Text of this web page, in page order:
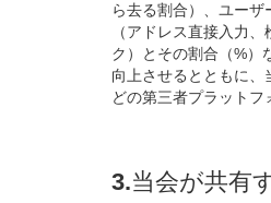
ら去る割合）、ユー
（アドレス直接入力
ク）とその割合（%）
向上させるとともに
どの第三者プラットフ
3.当会が共有